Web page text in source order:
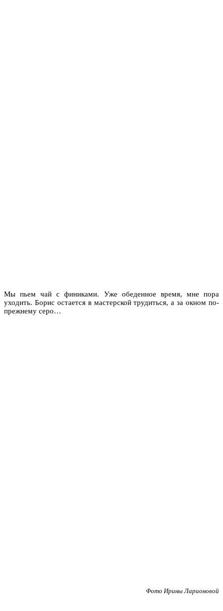
Мы пьем чай с финиками. Уже обеденное время, мне пора
уходить. Борис остается в мастерской трудиться, а за окном по-
прежнему серо…
Фото Ирины Ларионовой